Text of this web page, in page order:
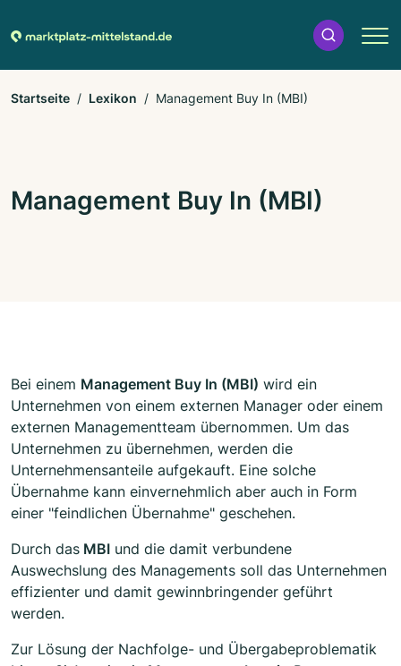
Startseite Lexikon Management Buy In (MBI)
Management Buy In (MBI)
Bei einem Management Buy In (MBI) wird ein
Unternehmen von einem externen Manager oder einem
externen Managementteam übernommen. Um das
Unternehmen zu übernehmen, werden die
Unternehmensanteile aufgekauft. Eine solche
Übernahme kann einvernehmlich aber auch in Form
einer "feindlichen Übernahme" geschehen.
Durch das MBI und die damit verbundene
Auswechslung des Managements soll das Unternehmen
effizienter und damit gewinnbringender geführt
werden.
Zur Lösung der Nachfolge- und Übergabeproblematik